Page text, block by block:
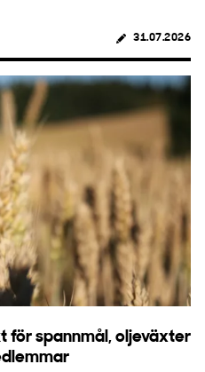
31.07.2026
för spannmål, oljeväxter